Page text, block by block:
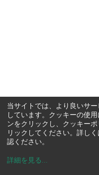
当サイトでは、より良いサ
しています。クッキーの使
ンをクリックし、クッキー
リックしてください。詳し
認ください。
詳細を見る ...